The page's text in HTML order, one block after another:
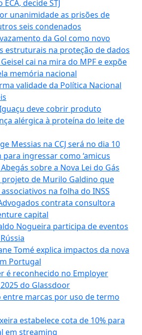
decide STJ
unanimidade as prisões de
seis condenados
da Gol como novo
estruturais na proteção de dados
cai na mira do MPF e expõe
memória nacional
validade da Política Nacional
deve cobrir produto
alérgica à proteína do leite de
Messias na CCJ será no dia 10
ingressar como ‘amicus
sobre a Nova Lei do Gás
de Murilo Galdino que
na folha do INSS
contrata consultora
capital
Nogueira participa de eventos
Tomé explica impactos da nova
Portugal
é reconhecido no Employer
do Glassdoor
marcas por uso de termo
estabelece cota de 10% para
em streaming